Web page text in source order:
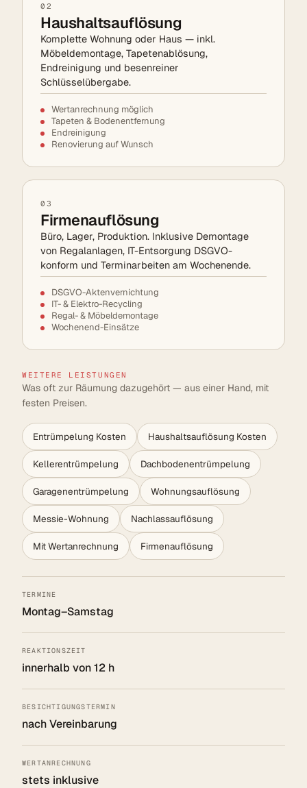
02
Haushaltsauflösung
Komplette Wohnung oder Haus — inkl.
Möbeldemontage, Tapetenablösung,
Endreinigung und besenreiner
Schlüsselübergabe.
Wertanrechnung möglich
Tapeten & Bodenentfernung
Endreinigung
Renovierung auf Wunsch
03
Firmenauflösung
Büro, Lager, Produktion. Inklusive Demontage
von Regalanlagen, IT-Entsorgung DSGVO-
konform und Terminarbeiten am Wochenende.
DSGVO-Aktenvernichtung
IT- & Elektro-Recycling
Regal- & Möbeldemontage
Wochenend-Einsätze
WEITERE LEISTUNGEN
Was oft zur Räumung dazugehört — aus einer Hand, mit
festen Preisen.
Entrümpelung Kosten Haushaltsauflösung Kosten
Kellerentrümpelung Dachbodenentrümpelung
Garagenentrümpelung Wohnungsauflösung
Messie-Wohnung Nachlassauflösung
Mit Wertanrechnung Firmenauflösung
TERMINE
Montag–Samstag
REAKTIONSZEIT
innerhalb von 12 h
BESICHTIGUNGSTERMIN
nach Vereinbarung
WERTANRECHNUNG
stets inklusive